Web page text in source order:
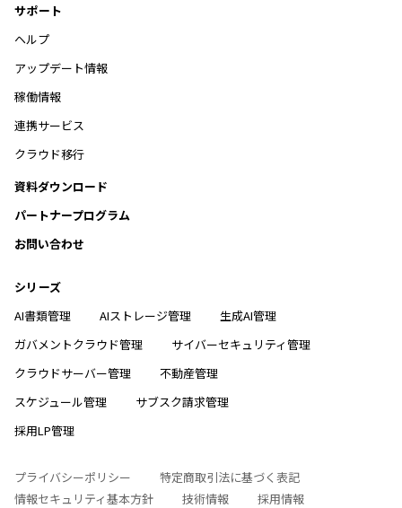
サポート
ヘルプ
アップデート情報
稼働情報
連携サービス
クラウド移行
資料ダウンロード
パートナープログラム
お問い合わせ
シリーズ
AI書類管理
AIストレージ管理
生成AI管理
ガバメントクラウド管理
サイバーセキュリティ管理
クラウドサーバー管理
不動産管理
スケジュール管理
サブスク請求管理
採用LP管理
プライバシーポリシー
特定商取引法に基づく表記
情報セキュリティ基本方針
技術情報 採用情報